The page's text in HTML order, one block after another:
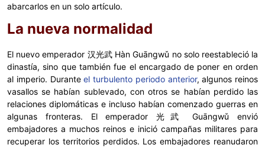
abarcarlos en un solo artículo.
La nueva normalidad
El nuevo emperador 汉光武 Hàn Guāngwǔ no solo reestableció la
dinastía, sino que también fue el encargado de poner en orden
al imperio. Duranteel turbulento periodo anterior, algunos reinos
vasallos se habían sublevado, con otros se habían perdido las
relaciones diplomáticas e incluso habían comenzado guerras en
algunas fronteras. El emperador 光武 Guāngwǔ envió
embajadores a muchos reinos e inició campañas militares para
recuperar los territorios perdidos. Los embajadores reanudaron